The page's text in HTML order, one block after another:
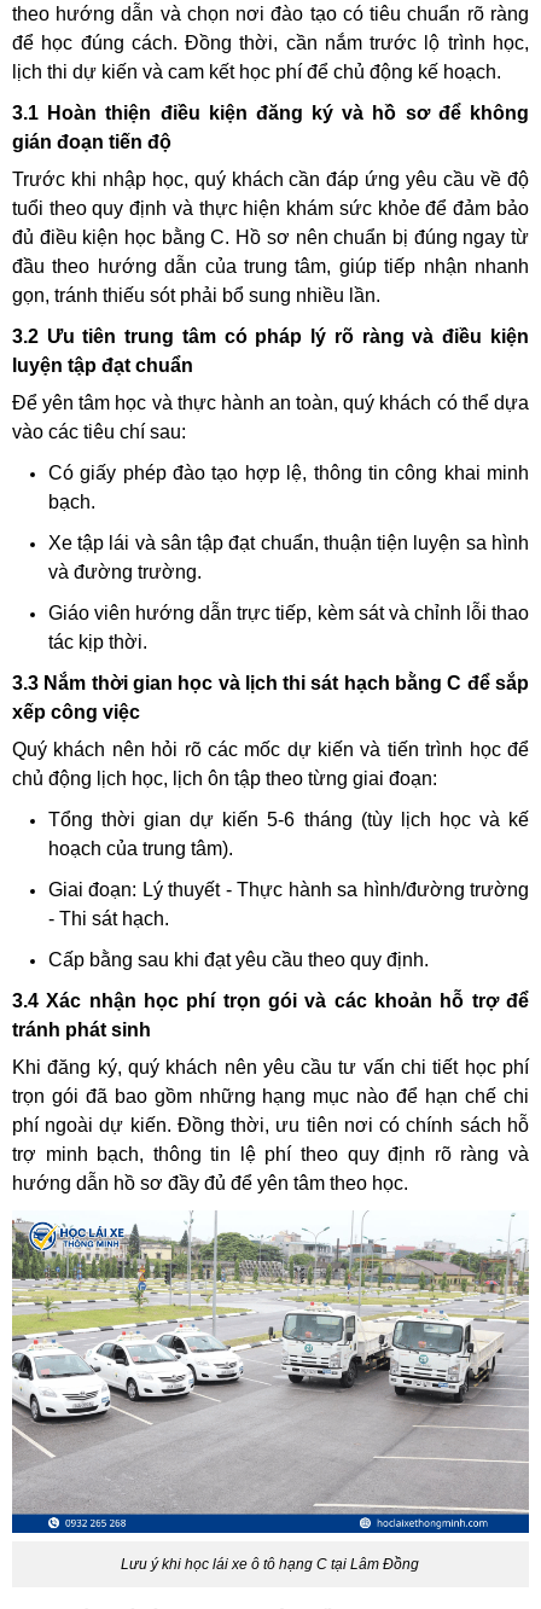
theo hướng dẫn và chọn nơi đào tạo có tiêu chuẩn rõ ràng
để học đúng cách. Đồng thời, cần nắm trước lộ trình học,
lịch thi dự kiến và cam kết học phí để chủ động kế hoạch.
3.1 Hoàn thiện điều kiện đăng ký và hồ sơ để không
gián đoạn tiến độ
Trước khi nhập học, quý khách cần đáp ứng yêu cầu về độ
tuổi theo quy định và thực hiện khám sức khỏe để đảm bảo
đủ điều kiện học bằng C. Hồ sơ nên chuẩn bị đúng ngay từ
đầu theo hướng dẫn của trung tâm, giúp tiếp nhận nhanh
gọn, tránh thiếu sót phải bổ sung nhiều lần.
3.2 Ưu tiên trung tâm có pháp lý rõ ràng và điều kiện
luyện tập đạt chuẩn
Để yên tâm học và thực hành an toàn, quý khách có thể dựa
vào các tiêu chí sau:
Có giấy phép đào tạo hợp lệ, thông tin công khai minh
bạch.
Xe tập lái và sân tập đạt chuẩn, thuận tiện luyện sa hình
và đường trường.
Giáo viên hướng dẫn trực tiếp, kèm sát và chỉnh lỗi thao
tác kịp thời.
3.3 Nắm thời gian học và lịch thi sát hạch bằng C để sắp
xếp công việc
Quý khách nên hỏi rõ các mốc dự kiến và tiến trình học để
chủ động lịch học, lịch ôn tập theo từng giai đoạn:
Tổng thời gian dự kiến 5-6 tháng (tùy lịch học và kế
hoạch của trung tâm).
Giai đoạn: Lý thuyết - Thực hành sa hình/đường trường
- Thi sát hạch.
Cấp bằng sau khi đạt yêu cầu theo quy định.
3.4 Xác nhận học phí trọn gói và các khoản hỗ trợ để
tránh phát sinh
Khi đăng ký, quý khách nên yêu cầu tư vấn chi tiết học phí
trọn gói đã bao gồm những hạng mục nào để hạn chế chi
phí ngoài dự kiến. Đồng thời, ưu tiên nơi có chính sách hỗ
trợ minh bạch, thông tin lệ phí theo quy định rõ ràng và
hướng dẫn hồ sơ đầy đủ để yên tâm theo học.
Lưu ý khi học lái xe ô tô hạng C tại Lâm Đồng